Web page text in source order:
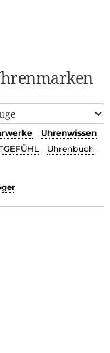
Uhrenwissen
Uhrenbuch